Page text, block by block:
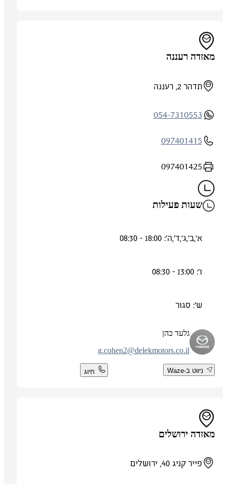
מאזדה רעננה
תדהר 2, רעננה
054-7310553
097401415
097401425
שעות פעילות
א',ב',ג',ד',ה': 18:00 - 08:30
ש': סגור
גלעד כהן
g.cohen2@delekmotors.co.il
ניווט ב-Waze חיוג
מאזדה ירושלים
פייר קניג 40, ירושלים